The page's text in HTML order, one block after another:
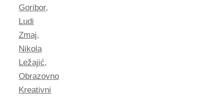
Goribor,
Ludi
Zmaj,
Nikola
Ležajić,
Obrazovno
Kreativni